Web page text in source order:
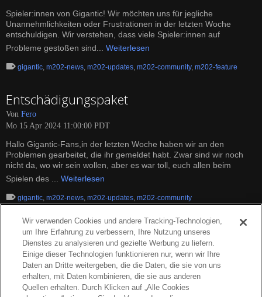
Spieler:innen von Gigantic! Wir möchten uns für jegliche
Unannehmlichkeiten oder Frustrationen in der letzten Woche
entschuldigen. Wir verstehen, dass viele Spieler:innen auf
Probleme gestoßen sind... Weiterlesen
gigantic, m202-news, m202-updates, m202-community, m202-feature
Entschädigungspaket
Von Fero
Mo 15 Apr 2024 11:00:00 PDT
Hallo Gigantic-Fans,in der letzten Woche haben wir an den
Problemen gearbeitet, die ihr gemeldet habt. Zwar sind wir noch
nicht da, wo wir sein wollen, aber es war toll, euch allen beim
Spielen des ... Weiterlesen
gigantic, m202-news, m202-updates, m202-community
Wir verwenden Cookies und andere Tracking-Technologien,
um Ihre Erfahrung zu verbessern, Ihre Nutzung unseres
Dienstes zu analysieren und gezielte Werbung zu liefern.
Einige dieser Technologien funktionieren nur, wenn wir Ihre
Daten an Dritte weitergeben, die die Daten, die sie von uns
erhalten, mit Daten kombinieren, die sie aus anderen
Quellen erhalten. Durch Klicken auf „Alle Cookies